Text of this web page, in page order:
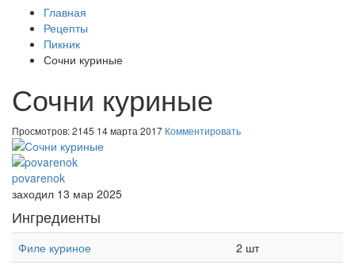
Главная
Рецепты
Пикник
Сочни куриные
Сочни куриные
Просмотров: 2145 14 марта 2017 Комментировать
povarenok
заходил 13 мар 2025
Ингредиенты
Филе куриное
2 шт